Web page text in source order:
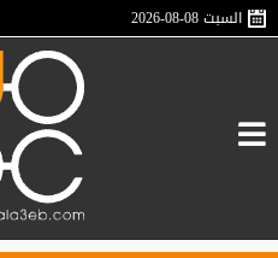
السبت2026-08-08